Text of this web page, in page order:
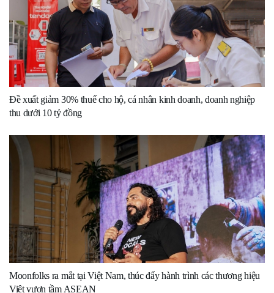
Đề xuất giảm 30% thuế cho hộ, cá nhân kinh doanh, doanh nghiệp
thu dưới 10 tỷ đồng
Moonfolks ra mắt tại Việt Nam, thúc đẩy hành trình các thương hiệu
Việt vươn tầm ASEAN